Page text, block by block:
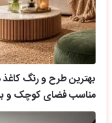
بهترین طرح و رنگ
مناسب فضای کوچک و